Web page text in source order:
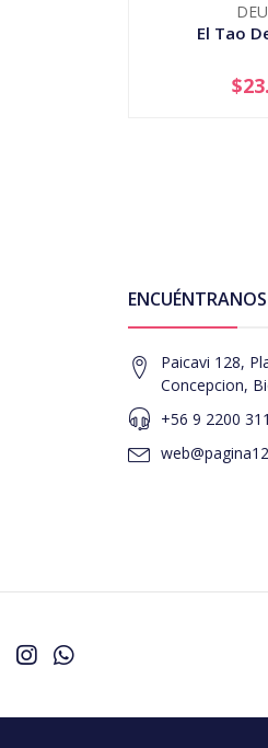
El Tao
ENCUÉNTRANOS
Paicavi 128,
Concepcion,
+56 9 2200